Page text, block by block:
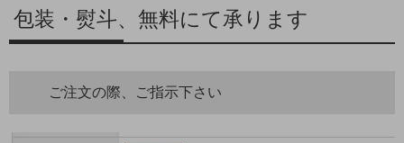
包装・熨斗、無料にて承ります
ご注文の際、ご指示下さい